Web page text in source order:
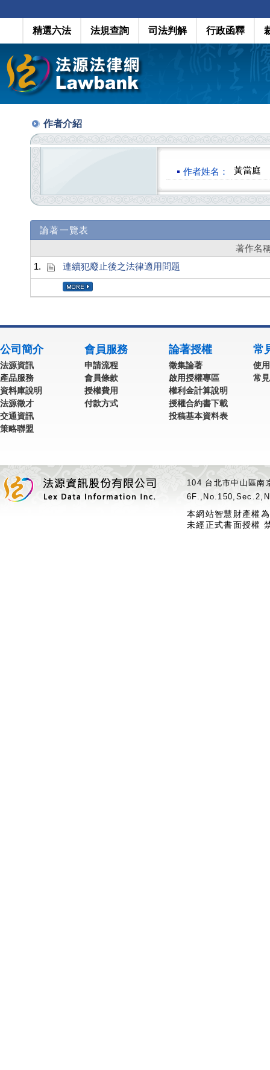
精選六法 法規查詢 司法判解 行政函釋
作者介紹
作者姓名： 黃當庭
論著一覽表
著作名
1.
連續犯廢止後之法律適用問題
公司簡介
法源資訊
產品服務
資料庫說明
法源徵才
交通資訊
策略聯盟
會員服務
申請流程
會員條款
授權費用
付款方式
論著授權
徵集論著
啟用授權專區
權利金計算說明
授權合約書下載
投稿基本資料表
常
使
常
104 台北市中山區
本網站智慧財產權
未經正式書面授權